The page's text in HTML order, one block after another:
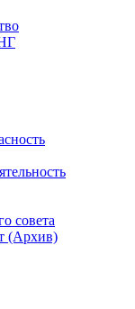
совета
(Архив)